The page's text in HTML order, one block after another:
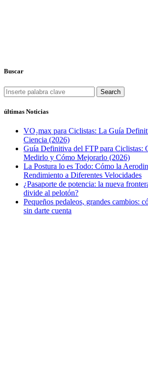
Buscar
Search
últimas Noticias
VO₂max para Ciclistas: La Guía
Ciencia (2026)
Guía Definitiva del FTP para Ciclistas:
Medirlo y Cómo Mejorarlo (2026)
La Postura lo es Todo: Cómo la
Rendimiento a Diferentes Velocidades
¿Pasaporte de potencia: la nueva
divide al pelotón?
Pequeños pedaleos, grandes cambios:
sin darte cuenta